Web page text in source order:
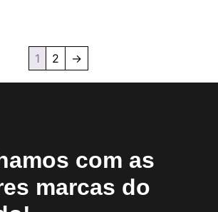
1 2 →
com as
marcas do